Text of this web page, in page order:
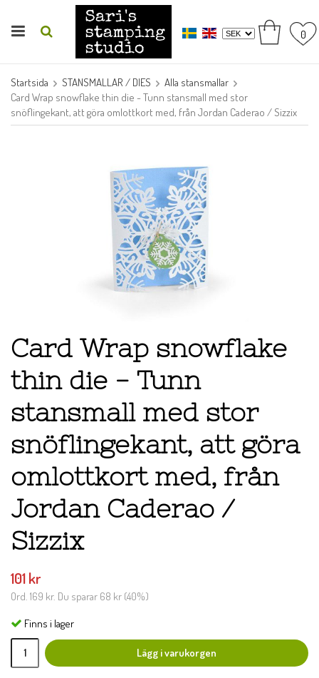
0
Startsida STANSMALLAR / DIES
Alla stansmallar
Card Wrap snowflake thin die - Tunn stansmall med stor
snöflingekant, att göra omlottkort med, från Jordan Caderao / Sizzix
Card Wrap snowflake
thin die - Tunn
stansmall med stor
snöflingekant, att göra
omlottkort med, från
Jordan Caderao /
Sizzix
101 kr
Ord. 169 kr. Du sparar 68 kr (40%)
Finns i lager
Lägg i varukorgen